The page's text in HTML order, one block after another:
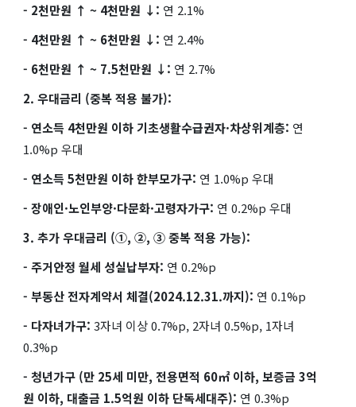
- 2천만원 ↑ ~ 4천만원 ↓: 연 2.1%
- 4천만원 ↑ ~ 6천만원 ↓: 연 2.4%
- 6천만원 ↑ ~ 7.5천만원 ↓: 연 2.7%
2. 우대금리 (중복 적용 불가):
- 연소득 4천만원 이하 기초생활수급권자·차상위계층: 연
1.0%p 우대
- 연소득 5천만원 이하 한부모가구: 연 1.0%p 우대
- 장애인·노인부양·다문화·고령자가구: 연 0.2%p 우대
3. 추가 우대금리 (①, ②, ③ 중복 적용 가능):
- 주거안정 월세 성실납부자: 연 0.2%p
- 부동산 전자계약서 체결(2024.12.31.까지): 연 0.1%p
- 다자녀가구: 3자녀 이상 0.7%p, 2자녀 0.5%p, 1자녀
0.3%p
- 청년가구 (만 25세 미만, 전용면적 60㎡ 이하, 보증금 3억
원 이하, 대출금 1.5억원 이하 단독세대주): 연 0.3%p